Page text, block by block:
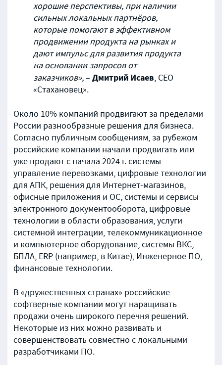
хорошие перспективы, при наличии
сильных локальных партнёров,
которые помогают в эффективном
продвижении продукта на рынках и
дают импульс для развития продукта
на основании запросов от
заказчиков»,– Дмитрий Исаев, СЕО
«Стахановец».
Около 10% компаний продвигают за пределами
России разнообразные решения для бизнеса.
Согласно публичным сообщениям, за рубежом
российские компании начали продвигать или
уже продают с начала 2024 г. системы
управление перевозками, цифровые технологии
для АПК, решения для Интернет-магазинов,
офисные приложения и ОС, системы и сервисы
электронного документооборота, цифровые
технологии в области образования, услуги
системной интеграции, телекоммуникационное
и компьютерное оборудование, системы ВКС,
БПЛА, ERP (например, в Китае), Инженерное ПО,
финансовые технологии.
В «дружественных странах» российские
софтверные компании могут наращивать
продажи очень широкого перечня решений.
Некоторые из них можно развивать и
совершенствовать совместно с локальными
разработчиками ПО.